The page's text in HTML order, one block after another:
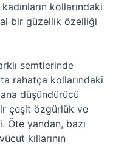
kollarındaki
bir güzellik özelliği
semtlerinde
rahatça kollarındaki
düşündürücü
çeşit özgürlük ve
Öte yandan, bazı
kıllarının